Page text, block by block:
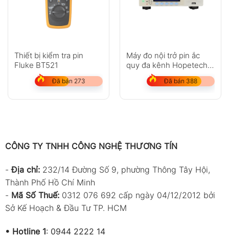
Thiết bị kiểm tra pin
Fluke BT521
Đã bán 273
Máy đo nội trở pin ắc
quy đa kênh Hopetech
HT3563-12
Đã bán 388
CÔNG TY TNHH CÔNG NGHỆ THƯƠNG TÍN
-Địa chỉ: 232/14 Đường Số 9, phường Thông Tây Hội,
Thành Phố Hồ Chí Minh
- Mã Số Thuế: 0312 076 692 cấp ngày 04/12/2012 bởi
Sở Kế Hoạch & Đầu Tư TP. HCM
• Hotline 1: 0944 2222 14